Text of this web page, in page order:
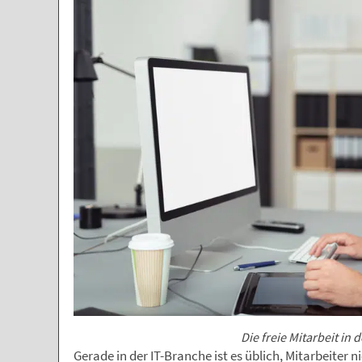
Die freie Mitarbeit in
Gerade in der IT-Branche ist es üblich, Mitarbeiter